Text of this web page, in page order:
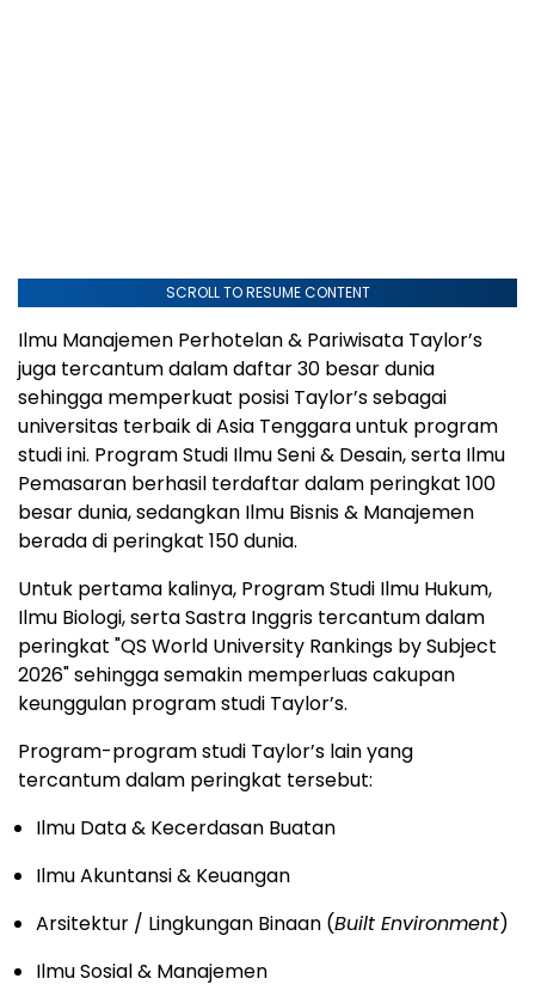
SCROLL TO RESUME CONTENT
Ilmu Manajemen Perhotelan & Pariwisata Taylor’s
juga tercantum dalam daftar 30 besar dunia
sehingga memperkuat posisi Taylor’s sebagai
universitas terbaik di Asia Tenggara untuk program
studi ini. Program Studi Ilmu Seni & Desain, serta Ilmu
Pemasaran berhasil terdaftar dalam peringkat 100
besar dunia, sedangkan Ilmu Bisnis & Manajemen
berada di peringkat 150 dunia.
Untuk pertama kalinya, Program Studi Ilmu Hukum,
Ilmu Biologi, serta Sastra Inggris tercantum dalam
peringkat "QS World University Rankings by Subject
2026" sehingga semakin memperluas cakupan
keunggulan program studi Taylor’s.
Program-program studi Taylor’s lain yang
tercantum dalam peringkat tersebut:
Ilmu Data & Kecerdasan Buatan
Ilmu Akuntansi & Keuangan
Arsitektur / Lingkungan Binaan (Built Environment)
Ilmu Sosial & Manajemen